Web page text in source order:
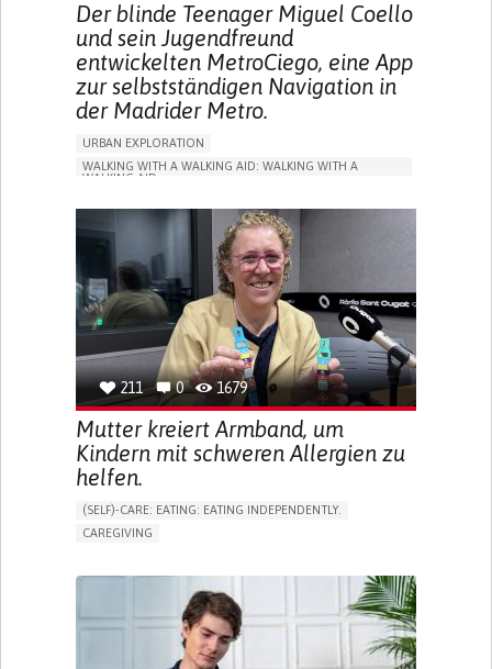
Der blinde Teenager Miguel Coello
und sein Jugendfreund
entwickelten MetroCiego, eine App
zur selbstständigen Navigation in
der Madrider Metro.
URBAN EXPLORATION
WALKING WITH A WALKING AID: WALKING WITH A
WALKING AID
APP (INCLUDING WHEN CONNECTED WITH WEARABLE)
ONLINE SERVICE
SOCIAL WITHDRAWAL OR ISOLATION
VISION PROBLEMS
PROMOTING INCLUSIVITY AND SOCIAL INTEGRATION
OPHTHALMOLOGY
SPAIN
211 0 1679
Mutter kreiert Armband, um
Kindern mit schweren Allergien zu
helfen.
(SELF)-CARE: EATING: EATING INDEPENDENTLY.
CAREGIVING
BODY-WORN SOLUTIONS (CLOTHING, ACCESSORIES,
SHOES, SENSORS...)
ALLEVIATING ALLERGIES
PREVENTING (VACCINATION, PROTECTION, FALLS,
RESEARCH/MAPPING)